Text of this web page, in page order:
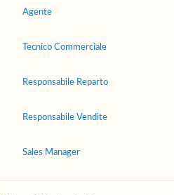
Agente
Tecnico Commerciale
Responsabile Reparto
Responsabile Vendite
Sales Manager